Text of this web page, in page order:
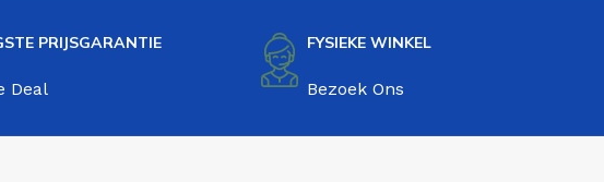
PRIJSGARANTIE
Deal
FYSIEKE WINKEL
Bezoek Ons